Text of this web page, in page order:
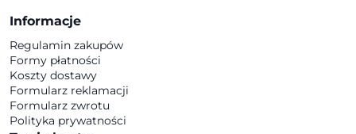
Informacje
Regulamin zakupów
Formy płatności
Koszty dostawy
Formularz reklamacji
Formularz zwrotu
Polityka prywatności